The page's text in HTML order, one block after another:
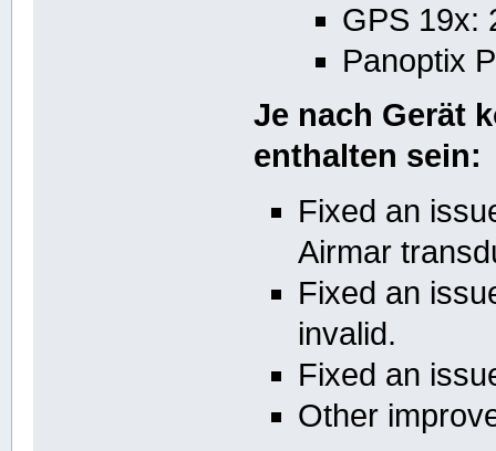
GPS 19x:
Panoptix
Je nach Gerät
enthalten sein:
Fixed an
Airmar
Fixed an
invalid.
Fixed an
Other